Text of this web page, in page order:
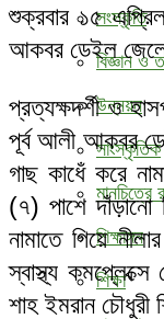
সংস্কৃতি
বিজ্ঞান ও
উন্নয়ন
সাংস্কৃতিক
মানচিত্রে
শিক্ষাঙ্গন
শিক্ষা
শুক্রবার ১৫
আকবর ডেইল জেলে
প্রত্যক্ষদর্শী ও
পূর্ব আলী আকবর
গাছ কাধেঁ করে
(৭) পাশে দাঁড়ানো
নামাতে গিয়ে
স্বাস্থ্য
শাহ ইমরান চৌধুরী